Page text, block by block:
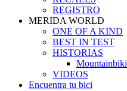
REGISTRO
MERIDA WORLD
ONE OF A KIND
BEST IN TEST
HISTORIAS
VIDEOS
Encuentra tu bici